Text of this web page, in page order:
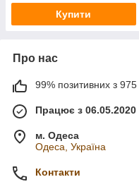
Купити
Про нас
99% позитивних з 975
Працює з 06.05.2020
м. Одеса
Одеса, Україна
Контакти